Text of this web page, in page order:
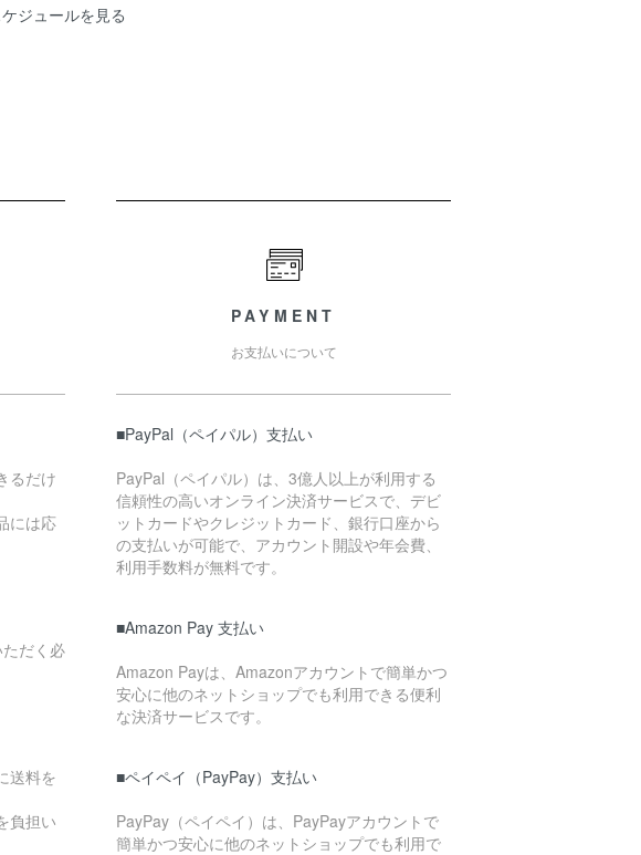
ジュールを見る
るだけ
には応
だく必
送料を
負担い
PAYMENT
お支払いについて
■PayPal（ペイパル）支払い
PayPal（ペイパル）は、3億人以上が利用する
信頼性の高いオンライン決済サービスで、デビ
ットカードやクレジットカード、銀行口座から
の支払いが可能で、アカウント開設や年会費、
利用手数料が無料です。
■Amazon Pay 支払い
Amazon Payは、Amazonアカウントで簡単かつ
安心に他のネットショップでも利用できる便利
な決済サービスです。
■ペイペイ（PayPay）支払い
PayPay（ペイペイ）は、PayPayアカウントで
簡単かつ安心に他のネットショップでも利用で